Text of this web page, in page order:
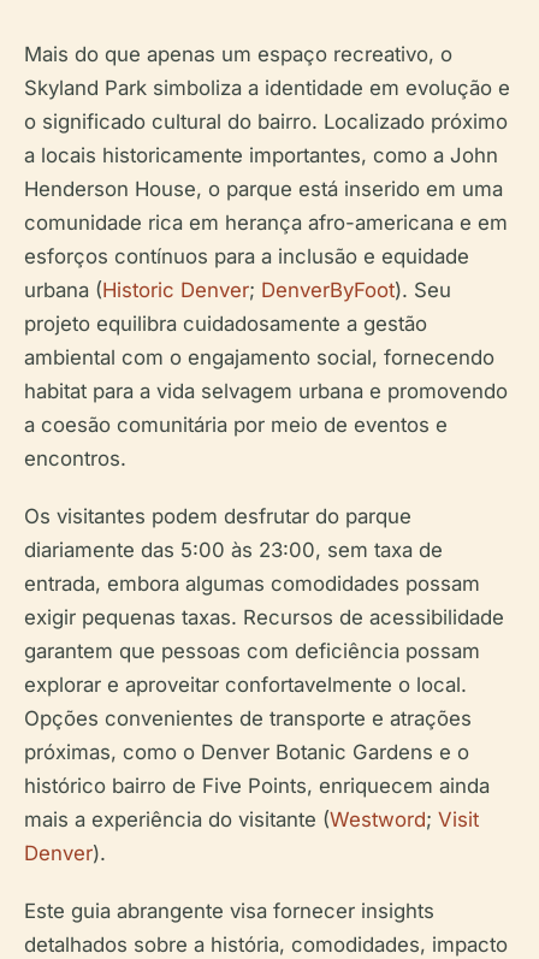
Mais do que apenas um espaço recreativo, o
Skyland Park simboliza a identidade em evolução e
o significado cultural do bairro. Localizado próximo
a locais historicamente importantes, como a John
Henderson House, o parque está inserido em uma
comunidade rica em herança afro-americana e em
esforços contínuos para a inclusão e equidade
urbana (Historic Denver; DenverByFoot). Seu
projeto equilibra cuidadosamente a gestão
ambiental com o engajamento social, fornecendo
habitat para a vida selvagem urbana e promovendo
a coesão comunitária por meio de eventos e
encontros.
Os visitantes podem desfrutar do parque
diariamente das 5:00 às 23:00, sem taxa de
entrada, embora algumas comodidades possam
exigir pequenas taxas. Recursos de acessibilidade
garantem que pessoas com deficiência possam
explorar e aproveitar confortavelmente o local.
Opções convenientes de transporte e atrações
próximas, como o Denver Botanic Gardens e o
histórico bairro de Five Points, enriquecem ainda
mais a experiência do visitante (Westword; Visit
Denver).
Este guia abrangente visa fornecer insights
detalhados sobre a história, comodidades, impacto